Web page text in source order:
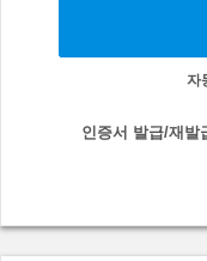
자
인증서 발급/재발